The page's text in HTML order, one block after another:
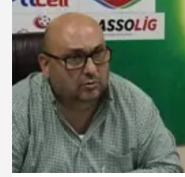
20.10.2015 TFF 1.Lig